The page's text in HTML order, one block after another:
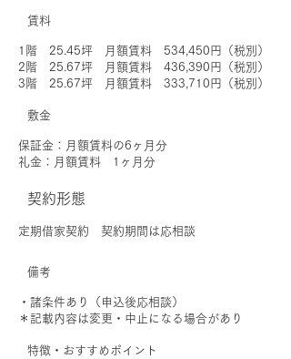
賃料
1階 25.45坪 月額賃料 534,450円（税別）
2階 25.67坪 月額賃料 436,390円（税別）
3階 25.67坪 月額賃料 333,710円（税別）
敷金
保証金：月額賃料の6ヶ月分
礼金：月額賃料 1ヶ月分
契約形態
定期借家契約 契約期間は応相談
備考
・諸条件あり（申込後応相談）
＊記載内容は変更・中止になる場合があり
特徴・おすすめポイント